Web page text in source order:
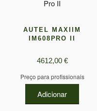
AUTEL MAXIIM
IM608PRO II
4612,00 €
Preço para profissionais
Adicionar